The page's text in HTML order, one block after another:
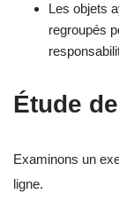
Les objets
regroupés
Étude
Examinons un
ligne.